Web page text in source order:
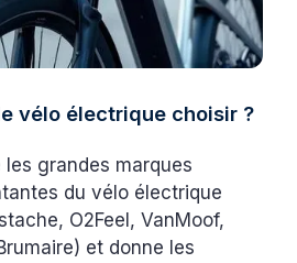
vélo électrique choisir ?
grandes marques
du vélo électrique
O2Feel, VanMoof,
et donne les